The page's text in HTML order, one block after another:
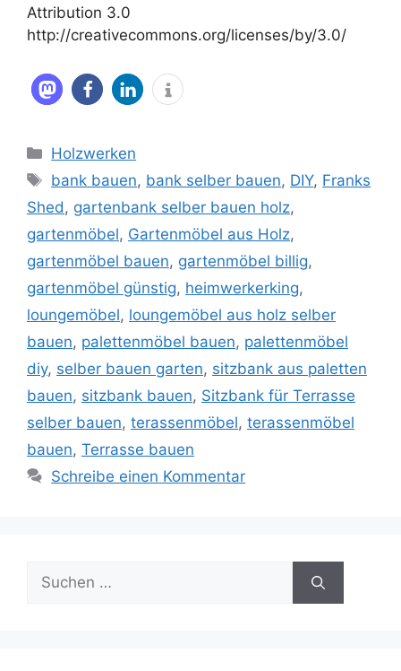
Attribution 3.0
http://creativecommons.org/licenses/by/3.0/
Kategorien
Holzwerken
Schlagwörter
bank bauen, bank selber bauen, DIY, Franks
Shed, gartenbank selber bauen holz,
gartenmöbel, Gartenmöbel aus Holz,
gartenmöbel bauen, gartenmöbel billig,
gartenmöbel günstig, heimwerkerking,
loungemöbel, loungemöbel aus holz selber
bauen, palettenmöbel bauen, palettenmöbel
diy, selber bauen garten, sitzbank aus paletten
bauen, sitzbank bauen, Sitzbank für Terrasse
selber bauen, terassenmöbel, terassenmöbel
bauen, Terrasse bauen
Schreibe einen Kommentar
Suche
nach: